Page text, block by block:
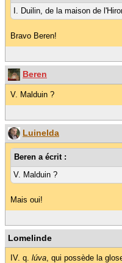
I. Duilin, de la maison de
Bravo Beren!
Beren
V. Malduin ?
Luinelda
Beren a écrit :
V. Malduin ?
Mais oui!
Lomelinde
IV. q. lúva, qui possède la